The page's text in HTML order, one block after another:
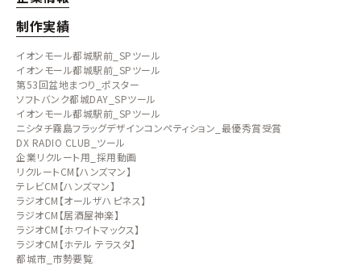
制作実績
イオンモール都城駅前_SPツール
イオンモール都城駅前_SPツール
第53回盆地まつり_ポスター
ソフトバンク都城DAY_SPツール
イオンモール都城駅前_SPツール
ニシタチ霧島フラッグデザインコンペティション_最優秀賞受賞
DX RADIO CLUB_ツール
企業リクルート用_採用動画
リクルートCM【ハンズマン】
テレビCM【ハンズマン】
ラジオCM【オールザハピネス】
ラジオCM【居酒屋神楽】
ラジオCM【ホワイトマックス】
ラジオCM【ホテル テラスタ】
都城市_市勢要覧